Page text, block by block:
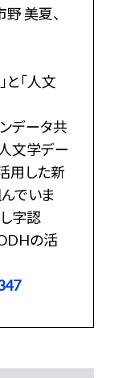
美夏、
と「人文
データ共
文学デー
用した新
でいま
し字認
の活